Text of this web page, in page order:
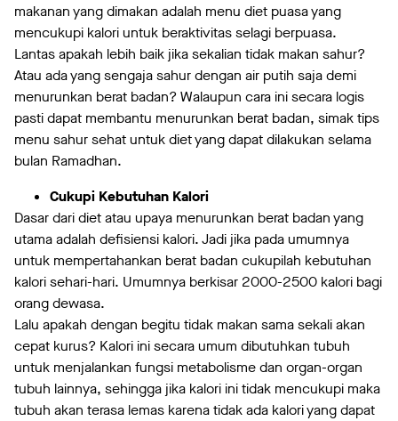
makanan yang dimakan adalah menu diet puasa yang
mencukupi kalori untuk beraktivitas selagi berpuasa.
Lantas apakah lebih baik jika sekalian tidak makan sahur?
Atau ada yang sengaja sahur dengan air putih saja demi
menurunkan berat badan? Walaupun cara ini secara logis
pasti dapat membantu menurunkan berat badan, simak tips
menu sahur sehat untuk diet yang dapat dilakukan selama
bulan Ramadhan.
Cukupi Kebutuhan Kalori
Dasar dari diet atau upaya menurunkan berat badan yang
utama adalah defisiensi kalori. Jadi jika pada umumnya
untuk mempertahankan berat badan cukupilah kebutuhan
kalori sehari-hari. Umumnya berkisar 2000-2500 kalori bagi
orang dewasa.
Lalu apakah dengan begitu tidak makan sama sekali akan
cepat kurus? Kalori ini secara umum dibutuhkan tubuh
untuk menjalankan fungsi metabolisme dan organ-organ
tubuh lainnya, sehingga jika kalori ini tidak mencukupi maka
tubuh akan terasa lemas karena tidak ada kalori yang dapat